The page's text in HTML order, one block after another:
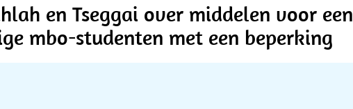
en Tseggai over middelen voor een
mbo-studenten met een beperking